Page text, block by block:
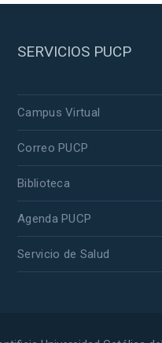
SERVICIOS PUCP
Campus Virtual
Correo PUCP
Biblioteca
Agenda PUCP
Servicio de Salud